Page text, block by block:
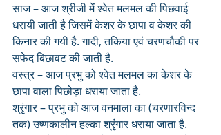
साज – आज श्रीजी में श्वेत मलमल की पिछवाई
धरायी जाती है जिसमें केशर के छापा व केशर की
किनार की गयी है. गादी, तकिया एवं चरणचौकी पर
सफेद बिछावट की जाती है.
वस्त्र – आज प्रभु को श्वेत मलमल का केशर के
छापा वाला पिछोड़ा धराया जाता है.
श्रृंगार – प्रभु को आज वनमाला का (चरणारविन्द
तक) उष्णकालीन हल्का श्रृंगार धराया जाता है.